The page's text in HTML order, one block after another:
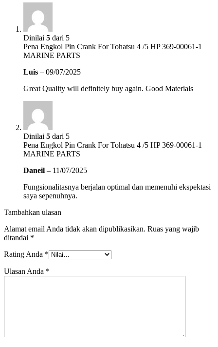
Dinilai 5 dari 5
Pena Engkol Pin Crank For Tohatsu 4 /5 HP 369-00061-1
MARINE PARTS
Luis – 09/07/2025
Great Quality will definitely buy again. Good Materials
Dinilai 5 dari 5
Pena Engkol Pin Crank For Tohatsu 4 /5 HP 369-00061-1
MARINE PARTS
Daneil – 11/07/2025
Fungsionalitasnya berjalan optimal dan memenuhi ekspektasi
saya sepenuhnya.
Tambahkan ulasan
Alamat email Anda tidak akan dipublikasikan. Ruas yang wajib
ditandai *
Rating Anda *
Ulasan Anda *